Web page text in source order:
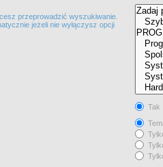
przeprowadzić wyszukiwanie.
jeżeli nie wyłączysz opcji
Tak